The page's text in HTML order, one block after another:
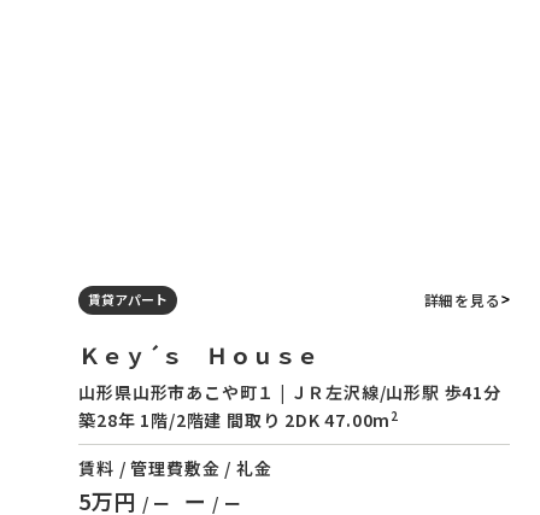
賃貸アパート 詳細を見る
Ｋｅｙ´ｓ Ｈｏｕｓｅ
山形県山形市あこや町１ | ＪＲ左沢線/山形駅 歩41分
築28年 1階/2階建 間取り 2DK 47.00m 2
賃料 / 管理費
5万円 / ー
敷金 / 礼金
ー / ー